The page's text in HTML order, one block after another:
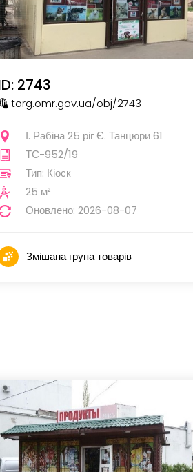
2743
torg.omr.gov.ua/obj/2743
І. Рабіна 25 ріг Є. Танцюри 61
ТС-952/19
Тип: Кіоск
25 м²
Оновлено: 2026-08-07
Змішана група товарів